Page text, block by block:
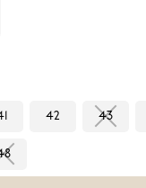
42 43